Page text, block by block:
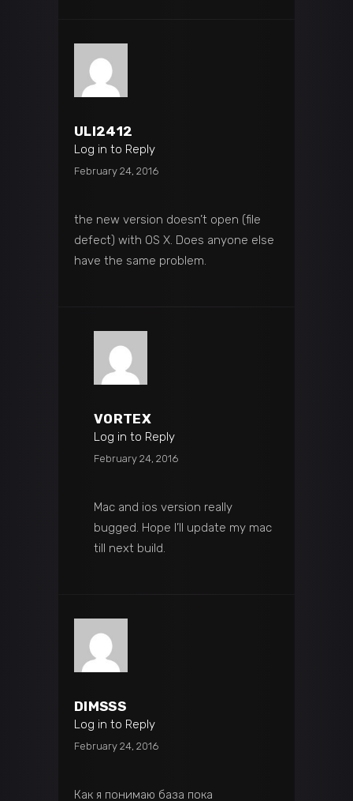
ULI2412
Log in to Reply
February 24, 2016
the new version doesn’t open (file
defect) with OS X. Does anyone else
have the same problem.
VORTEX
Log in to Reply
February 24, 2016
Mac and ios version really
bugged. Hope I’ll update my mac
till next build.
DIMSSS
Log in to Reply
February 24, 2016
Как я понимаю база пока